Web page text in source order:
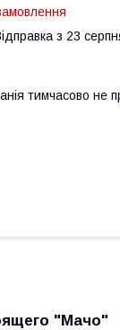
з 23
тимчасово не
"Мачо"